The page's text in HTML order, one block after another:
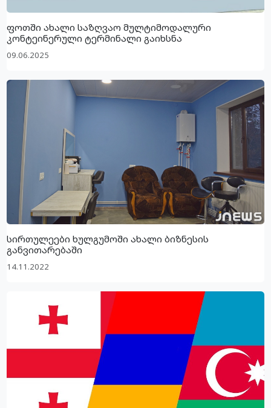
ფოთში ახალი საზღვაო მულტიმოდალური
კონტეინერული ტერმინალი გაიხსნა
09.06.2025
სირთულეები ხულგუმოში ახალი ბიზნესის
განვითარებაში
14.11.2022